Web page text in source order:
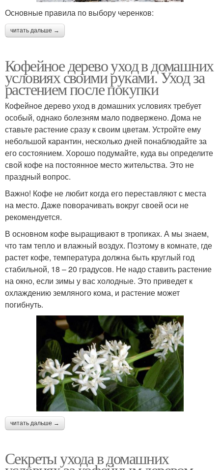
Основные правила по выбору черенков:
читать дальше →
Кофейное дерево уход в домашних
условиях своими руками. Уход за
растением после покупки
Кофейное дерево уход в домашних условиях требует
особый, однако болезням мало подвержено. Дома не
ставьте растение сразу к своим цветам. Устройте ему
небольшой карантин, несколько дней понаблюдайте за
его состоянием. Хорошо подумайте, куда вы определите
свой кофе на постоянное место жительства. Это не
праздный вопрос.
Важно! Кофе не любит когда его переставляют с места
на место. Даже поворачивать вокруг своей оси не
рекомендуется.
В основном кофе выращивают в тропиках. А мы знаем,
что там тепло и влажный воздух. Поэтому в комнате, где
растет кофе, температура должна быть круглый год
стабильной, 18 – 20 градусов. Не надо ставить растение
на окно, если зимы у вас холодные. Это приведет к
охлаждению земляного кома, и растение может
погибнуть.
читать дальше →
Секреты ухода в домашних